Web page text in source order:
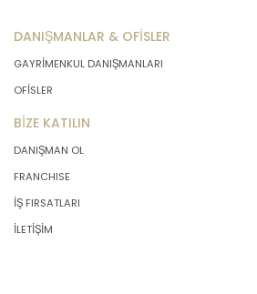
DANIŞMANLAR & OFİSLER
GAYRİMENKUL DANIŞMANLARI
OFİSLER
BİZE KATILIN
DANIŞMAN OL
FRANCHISE
İŞ FIRSATLARI
İLETİŞİM